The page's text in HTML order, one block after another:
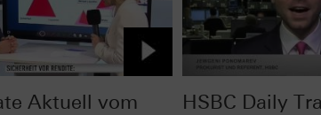
Aktuell vom
HSBC Daily